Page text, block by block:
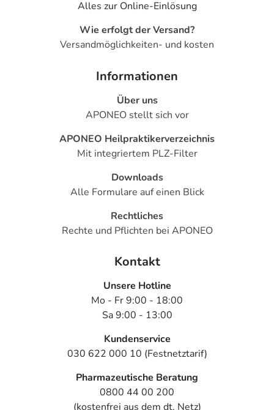
- Halluzinationen
- Stimmungsschwankungen
- Persönlichkeitsveränderungen
- Selbstmordgedanken
- Sprachstörungen
- Missempfindungen, wie:
- Brennen auf der Haut
- Verminderte Berührungsempfindlichkeit
- Bewegungsstarre des ganzen Körpers
- Krampfanfälle
- Verschwommenes Sehen
- Ausfälle im Gesichtsfeld des Auges
- Augenschmerzen
für Kontaktlinsenträger)
Alles zur Online-Einlösung
Wie erfolgt der Versand?
Versandmöglichkeiten- und kosten
Informationen
Über uns
APONEO stellt sich vor
APONEO Heilpraktikerverzeichnis
Mit integriertem PLZ-Filter
Downloads
Alle Formulare auf einen Blick
Rechtliches
Rechte und Pflichten bei APONEO
Kontakt
Unsere Hotline
Mo - Fr 9:00 - 18:00
Sa 9:00 - 13:00
Kundenservice
030 622 000 10 (Festnetztarif)
Pharmazeutische Beratung
0800 44 00 200
(kostenfrei aus dem dt. Netz)